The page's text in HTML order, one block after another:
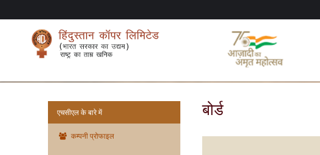
एचसीएल के बारे में
कम्पनी प्रोफाइल
बोर्ड